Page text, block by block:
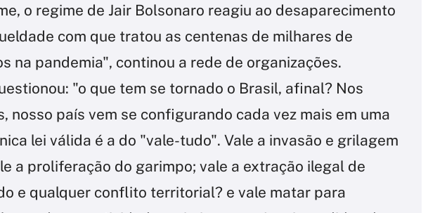
o regime de Jair Bolsonaro reagiu ao desaparecimento
com que tratou as centenas de milhares de
na pandemia", continou a rede de organizações.
"o que tem se tornado o Brasil, afinal? Nos
nosso país vem se configurando cada vez mais em uma
lei válida é a do "vale-tudo". Vale a invasão e grilagem
a proliferação do garimpo; vale a extração ilegal de
e qualquer conflito territorial? e vale matar para